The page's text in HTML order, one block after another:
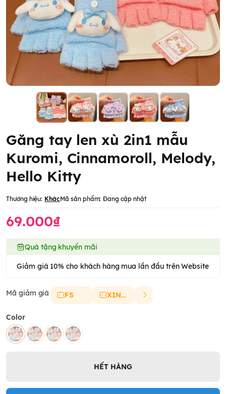
Găng tay len xù 2in1 mẫu
Kuromi, Cinnamoroll, Melody,
Hello Kitty
Thương hiệu: KhácMã sản phẩm: Đang cập nhật
69.000₫
Quà tặng khuyến mãi
Giảm giá 10% cho khách hàng mua lần đầu trên Website
Mã giảm giá FS XINCHAO
Color
HẾT HÀNG